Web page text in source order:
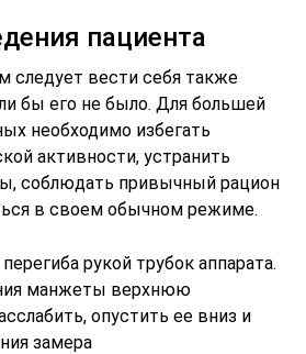
пациента
следует вести себя также
бы его не было. Для большей
необходимо избегать
активности, устранить
соблюдать привычный рацион
в своем обычном режиме.
рукой трубок аппарата.
манжеты верхнюю
опустить ее вниз и
замера